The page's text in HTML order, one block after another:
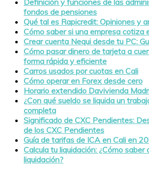
Definición y funciones de las
fondos de pensiones
Qué tal es Rapicredit: Opiniones y
Cómo saber si una empresa cotiza
Crear cuenta Nequi desde tu PC:
Cómo pasar dinero de tarjeta a
forma rápida y eficiente
Carros usados por cuotas en Cali
Cómo operar en Forex desde cero
Horario extendido Davivienda
¿Con qué sueldo se liquida un
completa
Significado de CXC Pendientes:
de los CXC Pendientes
Guía de tarifas de ICA en Cali en
Calcula tu liquidación: ¿Cómo saber
liquidación?